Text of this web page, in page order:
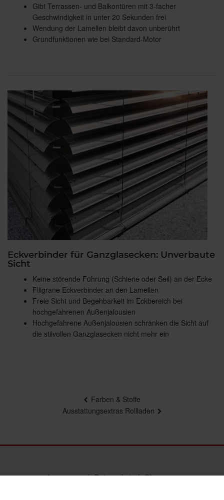
Gibt Terrassen- und Balkontüren mit 3-facher
Geschwindigkeit in unter 20 Sekunden frei
Wendung der Lamellen bleibt davon unberührt
Grundfunktionen wie bei Standard-Motor
Eckverbinder für Ganzglasecken: Unverbaute
Sicht
Keine störende Führung (Schiene oder Seil) an der Ecke
Filigrane Eckverbinder an den Lamellen
Freie Sicht und Begehbarkeit im Eckbereich bei
hochgefahrenen Außenjalousien
Hochgefahrene Außenjalousien schränken die Sicht auf
die stilvollen Ganzglasecken nicht mehr ein
Farben & Stoffe
Ausstattungsextras Rollladen
Impressum Datenschutz Sitemap